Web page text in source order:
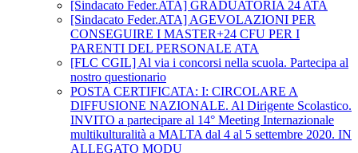
[Sindacato Feder.ATA] GRADUATORIA 24 ATA
[Sindacato Feder.ATA] AGEVOLAZIONI PER
CONSEGUIRE I MASTER+24 CFU PER I
PARENTI DEL PERSONALE ATA
[FLC CGIL] Al via i concorsi nella scuola. Partecipa al
nostro questionario
POSTA CERTIFICATA: I: CIRCOLARE A
DIFFUSIONE NAZIONALE. Al Dirigente Scolastico.
INVITO a partecipare al 14° Meeting Internazionale
multikulturalità a MALTA dal 4 al 5 settembre 2020. IN
ALLEGATO MODU